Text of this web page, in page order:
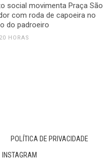
social movimenta Praça São
com roda de capoeira no
do padroeiro
HORAS
POLÍTICA DE PRIVACIDADE
INSTAGRAM